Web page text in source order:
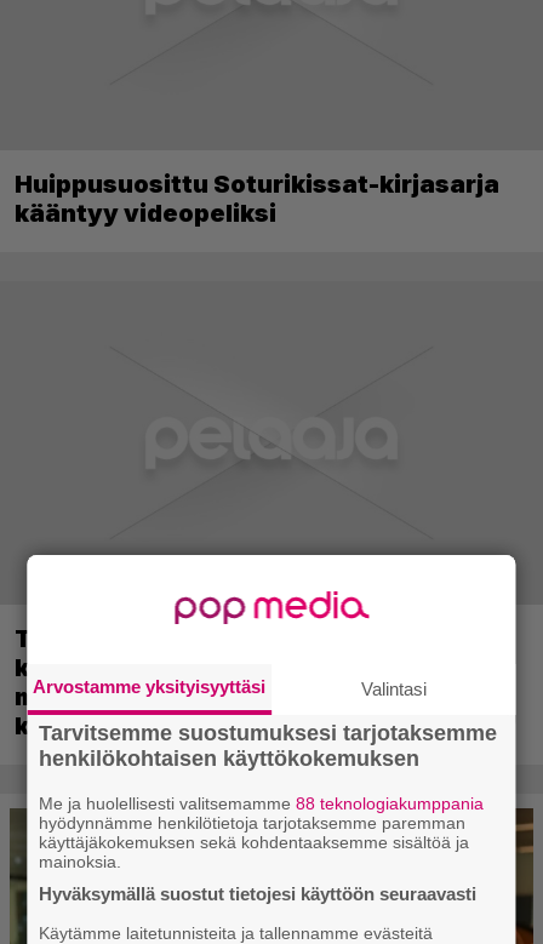
Huippusuosittu Soturikissat-kirjasarja
kääntyy videopeliksi
Tulevassa ajopelissä voi kokea
kyytipalveluyrittäjän arjen – jokaisella
matkustajalla on oma hulvaton,
koskettava tai outo tarinansa
Arvostamme yksityisyyttäsi Valintasi
Tarvitsemme suostumuksesi tarjotaksemme
henkilökohtaisen käyttökokemuksen
Me ja huolellisesti valitsemamme88 teknologiakumppania
hyödynnämme henkilötietoja tarjotaksemme paremman
käyttäjäkokemuksen sekä kohdentaaksemme sisältöä ja
mainoksia.
Hyväksymällä suostut tietojesi käyttöön seuraavasti
Käytämme laitetunnisteita ja tallennamme evästeitä